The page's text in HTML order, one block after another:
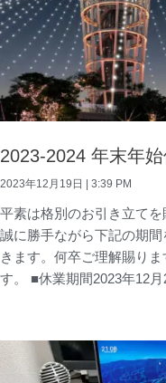
2023-2024 年末年
2023年12月19日 3:39 PM
平素は格別のお引き立てを
誠に勝手ながら下記の期
きます。何卒ご理解賜り
す。 ■休業期間2023年12